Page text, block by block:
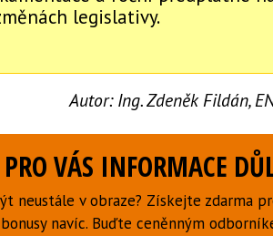
legislativy.
Autor: Ing. Zdeněk Fildán,
VÁS INFORMACE
neustále v obraze? Získejte zdarma
bonusy navíc. Buďte ceněnným